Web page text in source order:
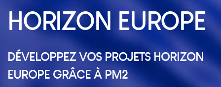
HORIZON EUROPE
DÉVELOPPEZ VOS PROJETS HORIZON
EUROPE GRÂCE À PM2